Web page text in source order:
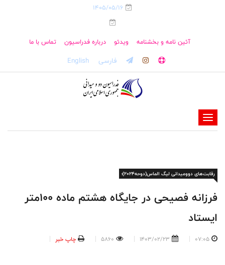
1405/05/16
آئین نامه و بخشنامه ویدئو درباره فدراسیون تماس با ما
فارسی English
-
-
-
رقابت‌های دو‌ومیدانی لیگ الماس(دوحه۲۰۲۴)؛
فرزانه فصیحی در جایگاه هشتم ماده ۱۰۰متر
ایستاد
07:05
1403/02/23
5860 چاپ خبر